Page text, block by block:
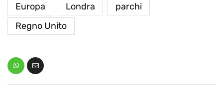
Europa Londra
parchi
Regno Unito